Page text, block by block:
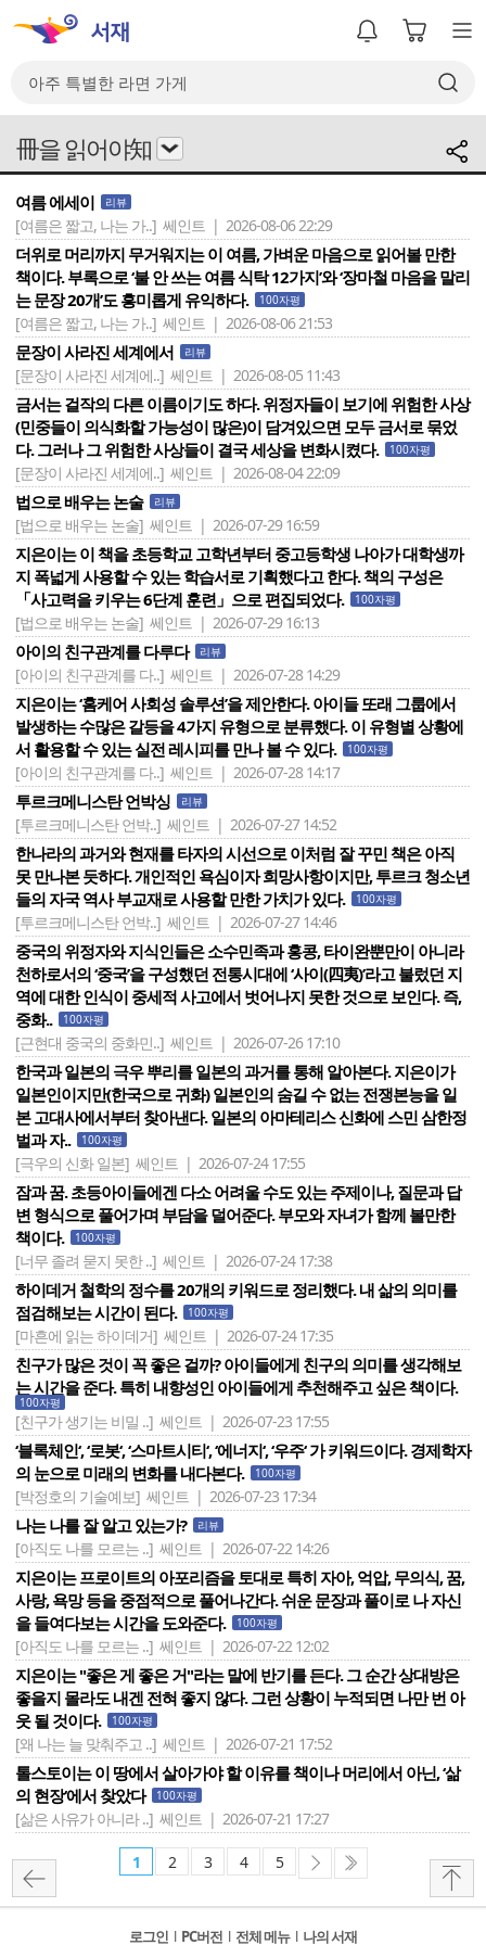
冊을 읽어야知
여름 에세이 리뷰
[여름은 짧고, 나는 가..] 쎄인트 | 2026-08-06 22:29
더위로 머리까지 무거워지는 이 여름, 가벼운 마음으로 읽어볼 만한
책이다. 부록으로 ‘불 안 쓰는 여름 식탁 12가지’와 ‘장마철 마음을 말리
는 문장 20개’도 흥미롭게 유익하다.
100자평
[여름은 짧고, 나는 가..] 쎄인트 | 2026-08-06 21:53
문장이 사라진 세계에서 리뷰
[문장이 사라진 세계에..] 쎄인트 | 2026-08-05 11:43
금서는 걸작의 다른 이름이기도 하다. 위정자들이 보기에 위험한 사상
(민중들이 의식화할 가능성이 많은)이 담겨있으면 모두 금서로 묶었
다. 그러나 그 위험한 사상들이 결국 세상을 변화시켰다.
100자평
[문장이 사라진 세계에..] 쎄인트 | 2026-08-04 22:09
법으로 배우는 논술 리뷰
[법으로 배우는 논술] 쎄인트 | 2026-07-29 16:59
지은이는 이 책을 초등학교 고학년부터 중고등학생 나아가 대학생까
지 폭넓게 사용할 수 있는 학습서로 기획했다고 한다. 책의 구성은
「사고력을 키우는 6단계 훈련」으로 편집되었다.
100자평
[법으로 배우는 논술] 쎄인트 | 2026-07-29 16:13
아이의 친구관계를 다루다 리뷰
[아이의 친구관계를 다..] 쎄인트 | 2026-07-28 14:29
지은이는 ‘홈케어 사회성 솔루션’을 제안한다. 아이들 또래 그룹에서
발생하는 수많은 갈등을 4가지 유형으로 분류했다. 이 유형별 상황에
서 활용할 수 있는 실전 레시피를 만나 볼 수 있다.
100자평
[아이의 친구관계를 다..] 쎄인트 | 2026-07-28 14:17
투르크메니스탄 언박싱 리뷰
[투르크메니스탄 언박..] 쎄인트 | 2026-07-27 14:52
한나라의 과거와 현재를 타자의 시선으로 이처럼 잘 꾸민 책은 아직
못 만나본 듯하다. 개인적인 욕심이자 희망사항이지만, 투르크 청소년
들의 자국 역사 부교재로 사용할 만한 가치가 있다.
100자평
[투르크메니스탄 언박..] 쎄인트 | 2026-07-27 14:46
중국의 위정자와 지식인들은 소수민족과 홍콩, 타이완뿐만이 아니라
천하로서의 ‘중국’을 구성했던 전통시대에 ‘사이(四夷)’라고 불렀던 지
역에 대한 인식이 중세적 사고에서 벗어나지 못한 것으로 보인다. 즉,
중화..
100자평
[근현대 중국의 중화민..] 쎄인트 | 2026-07-26 17:10
한국과 일본의 극우 뿌리를 일본의 과거를 통해 알아본다. 지은이가
일본인이지만(한국으로 귀화) 일본인의 숨길 수 없는 전쟁본능을 일
본 고대사에서부터 찾아낸다. 일본의 아마테리스 신화에 스민 삼한정
벌과 자..
100자평
[극우의 신화 일본] 쎄인트 | 2026-07-24 17:55
잠과 꿈. 초등아이들에겐 다소 어려울 수도 있는 주제이나, 질문과 답
변 형식으로 풀어가며 부담을 덜어준다. 부모와 자녀가 함께 볼만한
책이다.
100자평
[너무 졸려 묻지 못한 ..] 쎄인트 | 2026-07-24 17:38
하이데거 철학의 정수를 20개의 키워드로 정리했다. 내 삶의 의미를
점검해보는 시간이 된다.
100자평
[마흔에 읽는 하이데거] 쎄인트 | 2026-07-24 17:35
친구가 많은 것이 꼭 좋은 걸까? 아이들에게 친구의 의미를 생각해보
는 시간을 준다. 특히 내향성인 아이들에게 추천해주고 싶은 책이다.
100자평
[친구가 생기는 비밀 ..] 쎄인트 | 2026-07-23 17:55
‘블록체인‘, ‘로봇‘, ‘스마트시티‘, ‘에너지‘, ‘우주‘ 가 키워드이다. 경제학자
의 눈으로 미래의 변화를 내다본다.
100자평
[박정호의 기술예보] 쎄인트 | 2026-07-23 17:34
나는 나를 잘 알고 있는가? 리뷰
[아직도 나를 모르는 ..] 쎄인트 | 2026-07-22 14:26
지은이는 프로이트의 아포리즘을 토대로 특히 자아, 억압, 무의식, 꿈,
사랑, 욕망 등을 중점적으로 풀어나간다. 쉬운 문장과 풀이로 나 자신
을 들여다보는 시간을 도와준다.
100자평
[아직도 나를 모르는 ..] 쎄인트 | 2026-07-22 12:02
지은이는 "좋은 게 좋은 거"라는 말에 반기를 든다. 그 순간 상대방은
좋을지 몰라도 내겐 전혀 좋지 않다. 그런 상황이 누적되면 나만 번 아
웃 될 것이다.
100자평
[왜 나는 늘 맞춰주고 ..] 쎄인트 | 2026-07-21 17:52
톨스토이는 이 땅에서 살아가야 할 이유를 책이나 머리에서 아닌, ‘삶
의 현장‘에서 찾았다
100자평
[삶은 사유가 아니라 ..] 쎄인트 | 2026-07-21 17:27
1 2 3 4 5
로그인 l PC버전 l 전체 메뉴 l 나의 서재